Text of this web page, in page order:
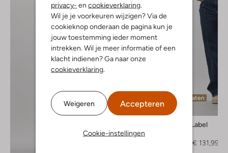
privacy- en cookieverklaring.
Wil je je voorkeuren wijzigen? Via de
cookieknop onderaan de pagina kun je
jouw toestemming ieder moment
intrekken. Wil je meer informatie of een
klacht indienen? Ga naar onze
cookieverklaring.
Weigeren Accepteren
Cookie-instellingen
Laatste maten
-40%
Another Label
€ 131,99